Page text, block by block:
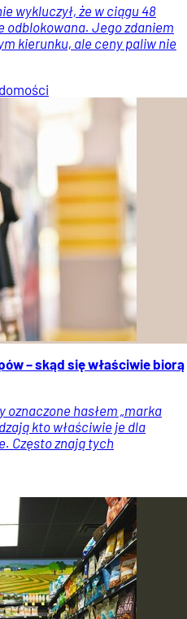
wykluczył, że w ciągu 48
odblokowana. Jego zdaniem
kierunku, ale ceny paliw nie
– skąd się właściwie biorą
hasłem „marka
kto właściwie je dla
Często znają tych